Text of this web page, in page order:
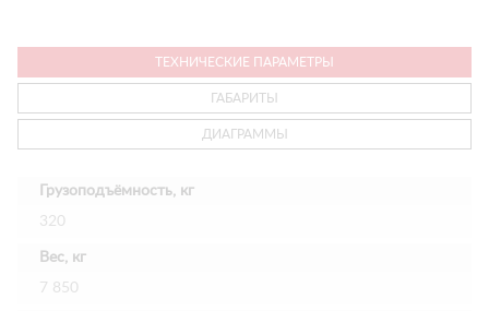
ТЕХНИЧЕСКИЕ ПАРАМЕТРЫ
ГАБАРИТЫ
ДИАГРАММЫ
Грузоподъёмность, кг
320
Вес, кг
7 850